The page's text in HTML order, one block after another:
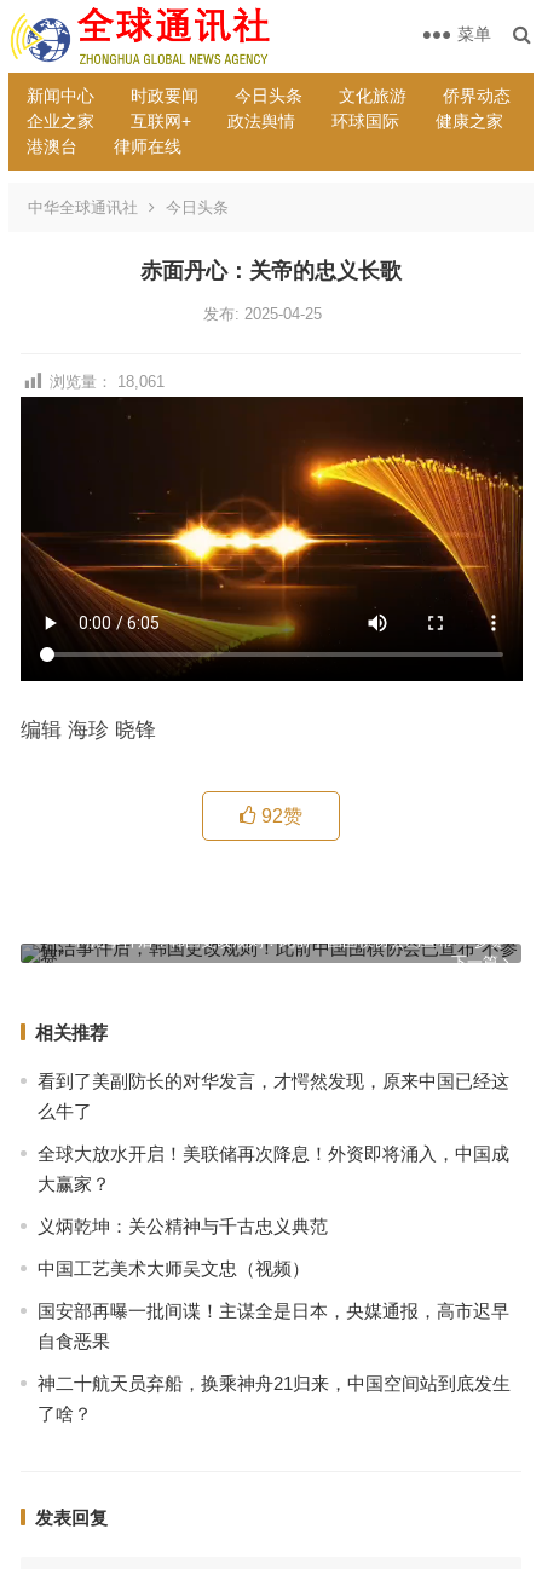
新闻中心 时政要闻 今日头条 文化旅游
侨界动态
企业之家
互联网+ 政法舆情 环球国际
健康之家
港澳台
律师在线
菜单
中华全球通讯社 今日头条
赤面丹心：关帝的忠义长歌
发布: 2025-04-25
浏览量： 18,061
编辑 海珍 晓锋
92赞
下一篇
柯洁事件后，韩国更改规则！此前中国围棋协会已宣布“不参赛”
相关推荐
看到了美副防长的对华发言，才愕然发现，原来中国已经这
么牛了
全球大放水开启！美联储再次降息！外资即将涌入，中国成
大赢家？
义炳乾坤：关公精神与千古忠义典范
中国工艺美术大师吴文忠（视频）
国安部再曝一批间谍！主谋全是日本，央媒通报，高市迟早
自食恶果
神二十航天员弃船，换乘神舟21归来，中国空间站到底发生
了啥？
发表回复